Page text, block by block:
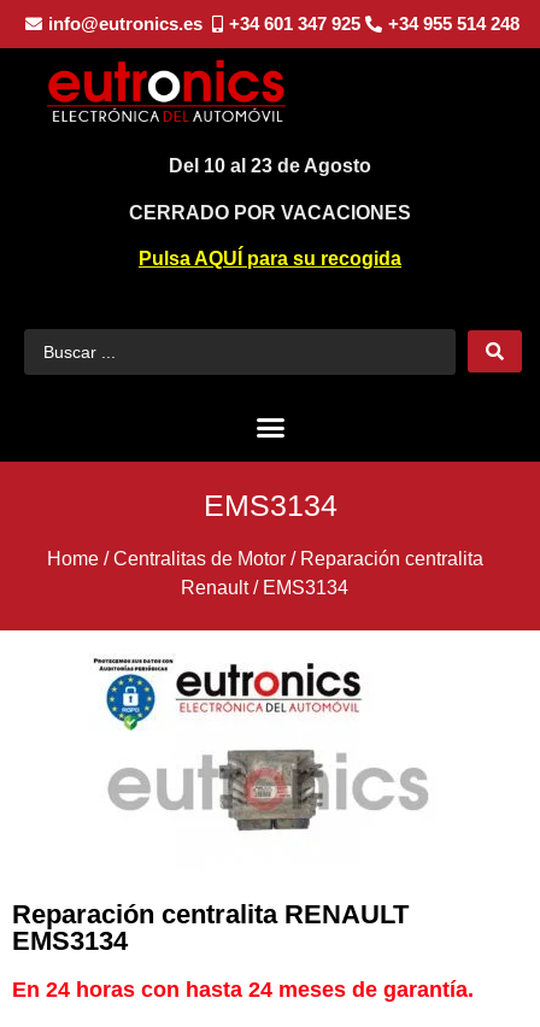
info@eutronics.es +34 601 347 925 +34 955 514 248
Del 10 al 23 de Agosto
CERRADO POR VACACIONES
Pulsa AQUÍ para su recogida
EMS3134
Home/Centralitas de Motor/ Reparación centralita
Renault/ EMS3134
Reparación centralita RENAULT
EMS3134
En 24 horas con hasta 24 meses de garantía.